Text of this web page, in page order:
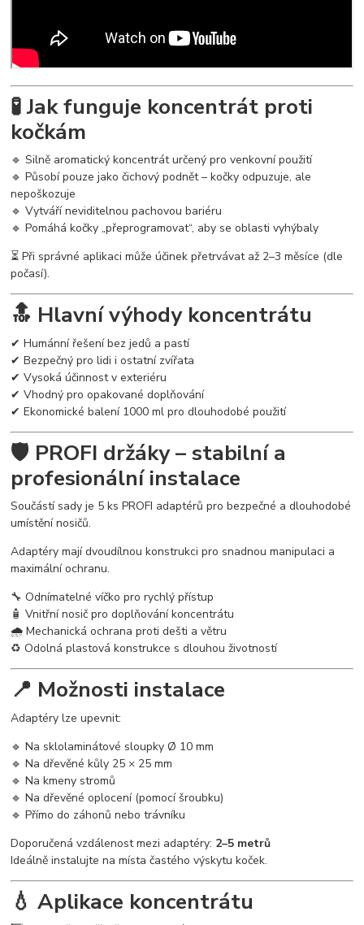
🧪 Jak funguje koncentrát proti
kočkám
🔹 Silně aromatický koncentrát určený pro venkovní použití
🔹 Působí pouze jako čichový podnět – kočky odpuzuje, ale
nepoškozuje
🔹 Vytváří neviditelnou pachovou bariéru
🔹 Pomáhá kočky „přeprogramovat“, aby se oblasti vyhýbaly
⏳ Při správné aplikaci může účinek přetrvávat až 2–3 měsíce (dle
počasí).
🔝 Hlavní výhody koncentrátu
✔ Humánní řešení bez jedů a pastí
✔ Bezpečný pro lidi i ostatní zvířata
✔ Vysoká účinnost v exteriéru
✔ Vhodný pro opakované doplňování
✔ Ekonomické balení 1000 ml pro dlouhodobé použití
🛡️ PROFI držáky – stabilní a
profesionální instalace
Součástí sady je 5 ks PROFI adaptérů pro bezpečné a dlouhodobé
umístění nosičů.
Adaptéry mají dvoudílnou konstrukci pro snadnou manipulaci a
maximální ochranu.
🔧 Odnímatelné víčko pro rychlý přístup
🧴 Vnitřní nosič pro doplňování koncentrátu
🌧 Mechanická ochrana proti dešti a větru
♻ Odolná plastová konstrukce s dlouhou životností
📍 Možnosti instalace
Adaptéry lze upevnit:
🔹 Na sklolaminátové sloupky Ø 10 mm
🔹 Na dřevěné kůly 25 × 25 mm
🔹 Na kmeny stromů
🔹 Na dřevěné oplocení (pomocí šroubku)
🔹 Přímo do záhonů nebo trávníku
Doporučená vzdálenost mezi adaptéry: 2–5 metrů
Ideálně instalujte na místa častého výskytu koček.
💧 Aplikace koncentrátu